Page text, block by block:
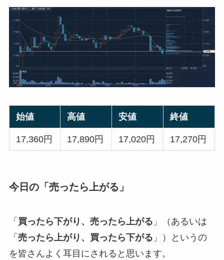
始値 高値 安値 終値
17,360円 17,890円 17,020円 17,270円
今日の「売ったら上がる」
「 買ったら下がり、売ったら上がる 」（あるいは
「 売ったら上がり、買ったら下がる 」）というの
を皆さんよく耳目にされると思います。